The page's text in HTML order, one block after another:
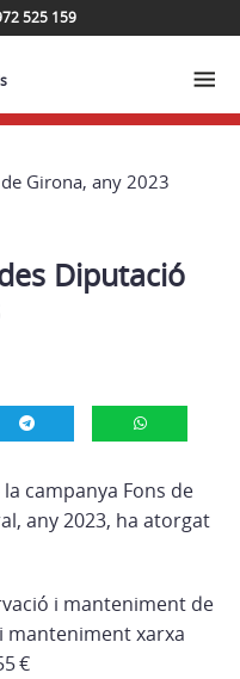
525 159
Girona, any 2023
Diputació
campanya Fons de
any 2023, ha atorgat
i manteniment de
manteniment xarxa
€